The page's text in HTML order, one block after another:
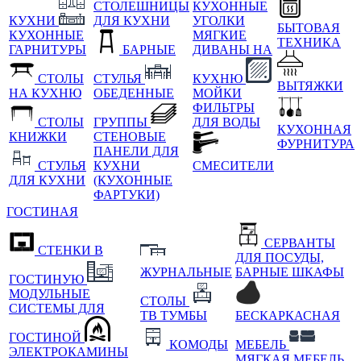
КУХНИ
КУХОННЫЕ
ГАРНИТУРЫ
СТОЛЫ
НА КУХНЮ
СТОЛЫ
КНИЖКИ
СТУЛЬЯ
ДЛЯ КУХНИ
СТОЛЕШНИЦЫ
ДЛЯ КУХНИ
БАРНЫЕ
СТУЛЬЯ
ОБЕДЕННЫЕ
ГРУППЫ
СТЕНОВЫЕ
ПАНЕЛИ ДЛЯ
КУХНИ
(КУХОННЫЕ
ФАРТУКИ)
КУХОННЫЕ
УГОЛКИ
МЯГКИЕ
ДИВАНЫ НА
КУХНЮ
МОЙКИ
ФИЛЬТРЫ
ДЛЯ ВОДЫ
СМЕСИТЕЛИ
БЫТОВАЯ
ТЕХНИКА
ВЫТЯЖКИ
КУХОННАЯ
ФУРНИТУРА
ГОСТИНАЯ
СТЕНКИ В
ГОСТИНУЮ
МОДУЛЬНЫЕ
СИСТЕМЫ ДЛЯ
ГОСТИНОЙ
ЭЛЕКТРОКАМИНЫ
ЖУРНАЛЬНЫЕ
СТОЛЫ
ТВ ТУМБЫ
КОМОДЫ
СЕРВАНТЫ
ДЛЯ ПОСУДЫ,
БАРНЫЕ ШКАФЫ
БЕСКАРКАСНАЯ
МЕБЕЛЬ